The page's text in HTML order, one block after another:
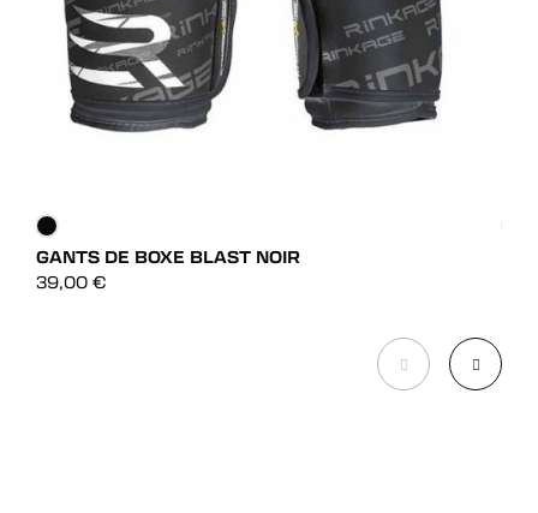
GANTS DE BOXE BLAST NOIR
39,00 €